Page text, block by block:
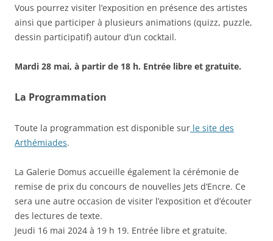
Vous pourrez visiter l’exposition en présence des artistes
ainsi que participer à plusieurs animations (quizz, puzzle,
dessin participatif) autour d’un cocktail.
Mardi 28 mai, à partir de 18 h. Entrée libre et gratuite.
La Programmation
Toute la programmation est disponible sur le site des
Arthémiades.
La Galerie Domus accueille également la cérémonie de
remise de prix du concours de nouvelles Jets d’Encre. Ce
sera une autre occasion de visiter l’exposition et d’écouter
des lectures de texte.
Jeudi 16 mai 2024 à 19 h 19. Entrée libre et gratuite.